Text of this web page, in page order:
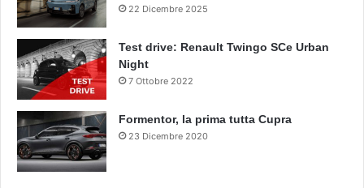
22 Dicembre 2025
Test drive: Renault Twingo SCe Urban
Night
7 Ottobre 2022
Formentor, la prima tutta Cupra
23 Dicembre 2020